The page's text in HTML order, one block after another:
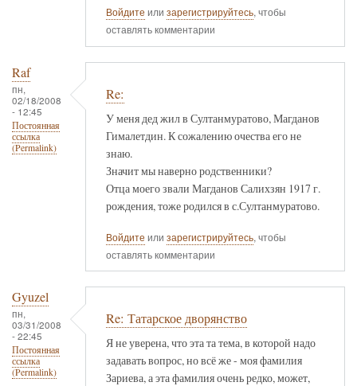
Войдите или зарегистрируйтесь, чтобы
оставлять комментарии
Raf
пн,
02/18/2008
- 12:45
Постоянная
ссылка
(Permalink)
Re:
У меня дед жил в Султанмуратово, Магданов
Гималетдин. К сожалению очества его не
знаю.
Значит мы наверно родственники?
Отца моего звали Магданов Салихзян 1917 г.
рождения, тоже родился в с.Султанмуратово.
Войдите или зарегистрируйтесь, чтобы
оставлять комментарии
Gyuzel
пн,
03/31/2008
- 22:45
Постоянная
ссылка
(Permalink)
Re: Татарское дворянство
Я не уверена, что эта та тема, в которой надо
задавать вопрос, но всё же - моя фамилия
Зариева, а эта фамилия очень редко, может,